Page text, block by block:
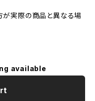
が実際の商品と異なる場
available